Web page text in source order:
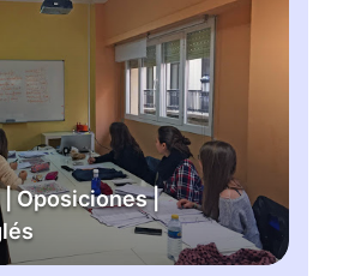
Oposiciones |